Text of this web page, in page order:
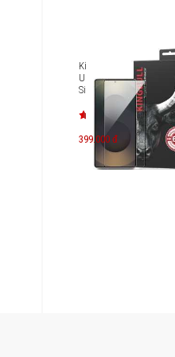
Kính cường lực HD
Ultra Mipow Kingbull
Silk BJS26U-BK
399.000 đ